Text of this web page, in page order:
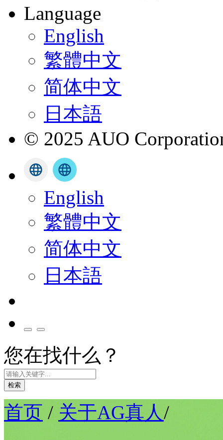
Language
English
繁體中文
简体中文
日本語
© 2025 AUO
English
繁體中文
简体中文
日本語
您在找什么？
检索
首页 / 关于AG真人/